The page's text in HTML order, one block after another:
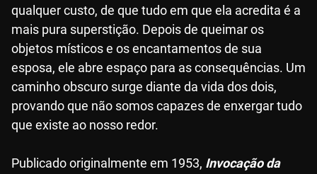
qualquer custo, de que tudo em que ela acredita é a
mais pura superstição. Depois de queimar os
objetos místicos e os encantamentos de sua
esposa, ele abre espaço para as consequências. Um
caminho obscuro surge diante da vida dos dois,
provando que não somos capazes de enxergar tudo
que existe ao nosso redor.
Publicado originalmente em 1953, Invocação da